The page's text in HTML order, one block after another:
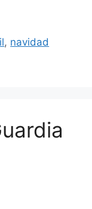
, navidad